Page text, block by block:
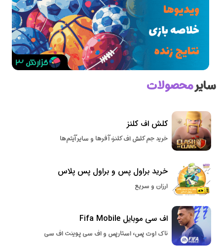
سایرمحصولات
کلش اف کلنز
خرید جم کلش اف کلنز، آفرها و سایر آیتم‌ها
خرید براول پس و براول پس پلاس
ارزان و سریع
اف سی موبایل Fifa Mobile
ناک اوت پس، استارپس و اف سی پوینت اف سی